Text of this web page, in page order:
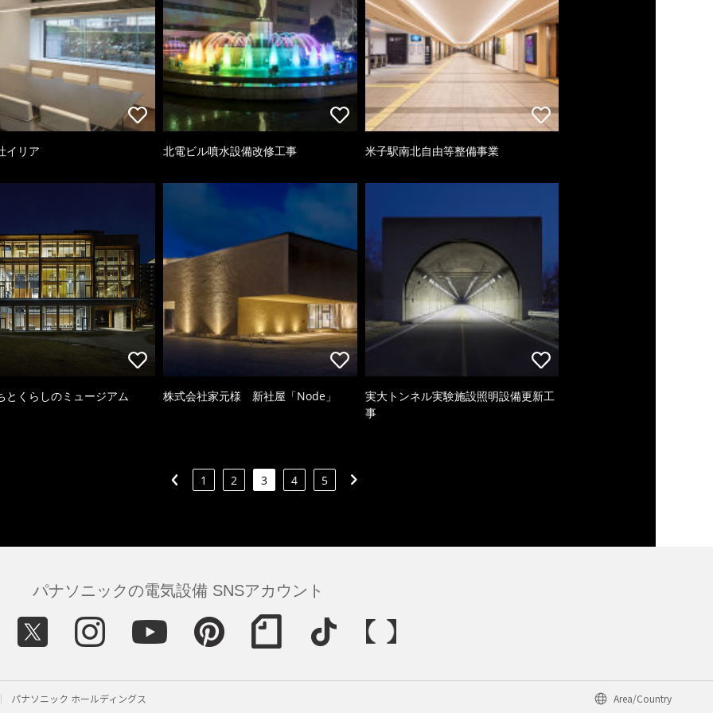
イリア 北電ビル噴水設備改修工事 米子駅南北自由等整備事業
とくらしのミュージアム 株式会社家元様 新社屋「Node」
実大トンネル実験施設照明設備更新工
事
1 2 3 4 5
パナソニックの電気設備 SNSアカウント
パナソニック ホールディングス Area/Country